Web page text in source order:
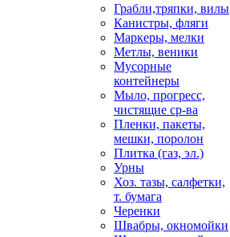
Грабли,тряпки, вилы
Канистры, фляги
Маркеры, мелки
Метлы, веники
Мусорные
контейнеры
Мыло, прогресс,
чистящие ср-ва
Пленки, пакеты,
мешки, поролон
Плитка (газ, эл.)
Урны
Хоз. тазы, салфетки,
т. бумага
Черенки
Швабры, окномойки